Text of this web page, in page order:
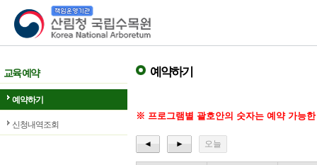
산림청 국립수목원
교육 예약
예약하기
신청내역조회
예약하기
※ 프로그램별 괄호안의 숫자는 예약 가능
◄ ► 오늘